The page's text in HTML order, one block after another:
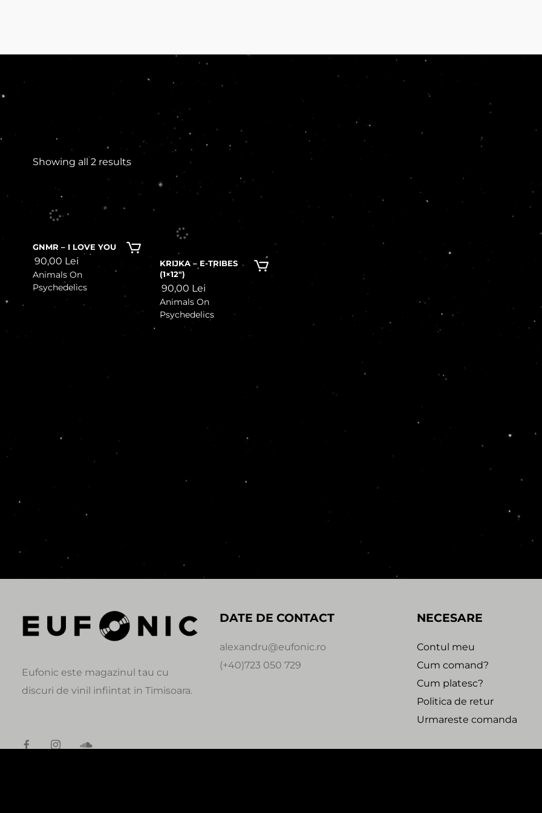
Showing all 2 results
In stock
GNMR – I LOVE YOU
90,00 Lei
Animals On
Psychedelics
KRIJKA – E-TRIBES
(1×12″)
90,00 Lei
Animals On
Psychedelics
Eufonic este magazinul tau cu
discuri de vinil infiintat in Timisoara.
DATE DE CONTACT
alexandru@eufonic.ro
(+40)723 050 729
NECESARE
Contul meu
Cum comand?
Cum platesc?
Politica de retur
Urmareste comanda